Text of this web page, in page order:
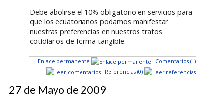
Debe abolirse el 10% obligatorio en servicios para
que los ecuatorianos podamos manifestar
nuestras preferencias en nuestros tratos
cotidianos de forma tangible.
Enlace permanente
Comentarios (1)
Referencias (0)
27 de Mayo de 2009